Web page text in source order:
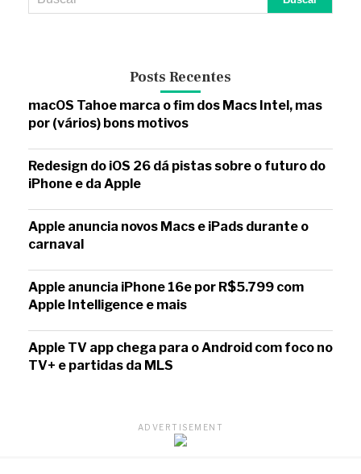
Posts Recentes
macOS Tahoe marca o fim dos Macs Intel, mas
por (vários) bons motivos
Redesign do iOS 26 dá pistas sobre o futuro do
iPhone e da Apple
Apple anuncia novos Macs e iPads durante o
carnaval
Apple anuncia iPhone 16e por R$5.799 com
Apple Intelligence e mais
Apple TV app chega para o Android com foco no
TV+ e partidas da MLS
ADVERTISEMENT